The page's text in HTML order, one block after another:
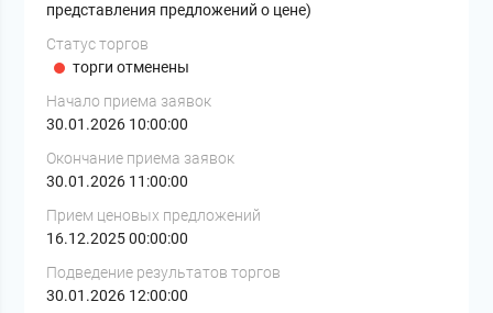
представления предложений о цене)
Статус торгов
торги отменены
Начало приема заявок
30.01.2026 10:00:00
Окончание приема заявок
30.01.2026 11:00:00
Прием ценовых предложений
16.12.2025 00:00:00
Подведение результатов торгов
30.01.2026 12:00:00